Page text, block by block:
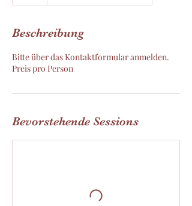
Beschreibung
Bitte über das Kontaktformular anmelden.
Preis pro Person
Bevorstehende Sessions